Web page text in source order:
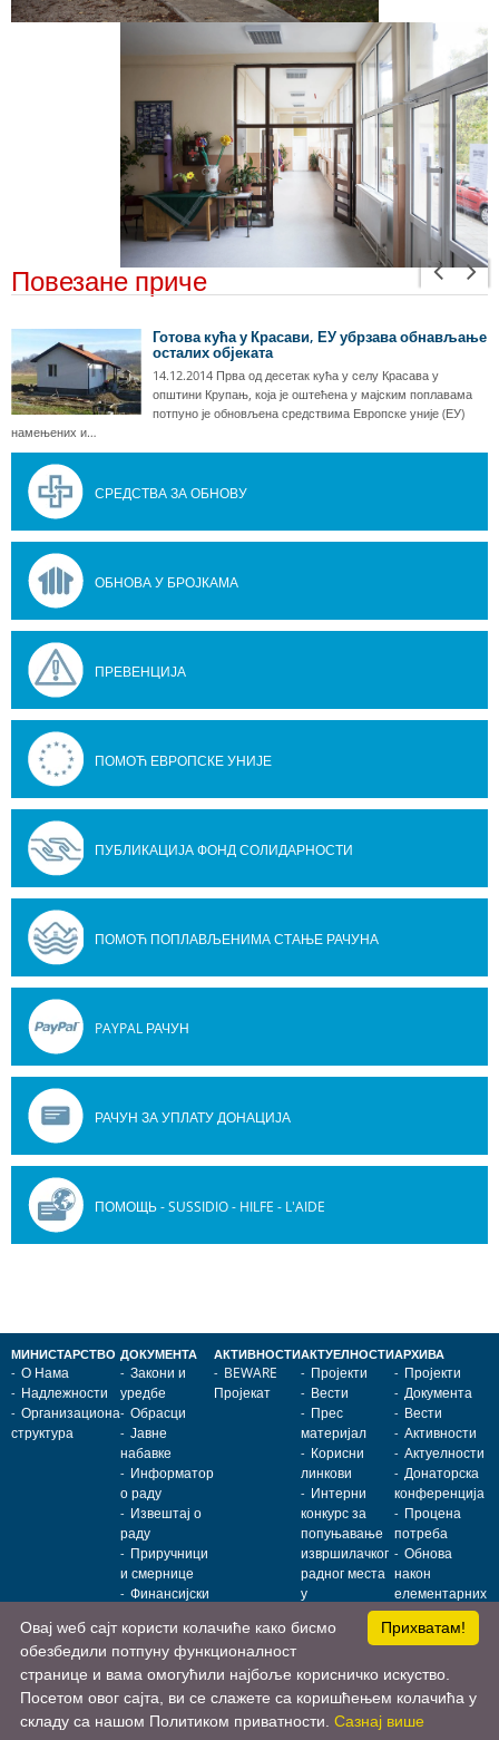
Повезане приче
Готова кућа у Красави, ЕУ убрзава обнављање
осталих објеката
14.12.2014 Прва од десетак кућа у селу Красава у
општини Крупањ, која је оштећена у мајским поплавама
потпуно је обновљена средствима Европске уније (ЕУ)
намењених и…
СРЕДСТВА ЗА ОБНОВУ
ОБНОВА У БРОЈКАМА
ПРЕВЕНЦИЈА
ПОМОЋ ЕВРОПСКЕ УНИЈЕ
ПУБЛИКАЦИЈА ФОНД СОЛИДАРНОСТИ
ПОМОЋ ПОПЛАВЉЕНИМА СТАЊЕ РАЧУНА
PAYPAL РАЧУН
РАЧУН ЗА УПЛАТУ ДОНАЦИЈА
ПОМОЩЬ - SUSSIDIO - HILFE - L'AIDE
МИНИСТАРСТВО
О Нама
Надлежности
Организациона
структура
ДОКУМЕНТА
Закони и
уредбе
Обрасци
Јавне
набавке
Информатор
о раду
Извештај о
раду
Приручници
и смернице
Финансијски
АКТИВНОСТИ
BEWARE
Пројекат
АКТУЕЛНОСТИ
Пројекти
Вести
Прес
материјал
Корисни
линкови
Интерни
конкурс за
попуњавање
извршилачког
радног места
у
Министарству
за јавна
АРХИВА
Пројекти
Документа
Вести
Активности
Актуелности
Донаторска
конференција
Процена
потреба
Обнова
након
елементарних
непогода
Обнова
намене
Министарство за јавна улагања • Немањина 11, 11000 Београд, Србија
Прихватам!
Овај wеб сајт користи колачиће како бисмо
обезбедили потпуну функционалност
странице и вама омогућили најбоље корисничко искуство.
Посетом овог сајта, ви се слажете са коришћењем колачића у
складу са нашом Политиком приватности. Сазнај више